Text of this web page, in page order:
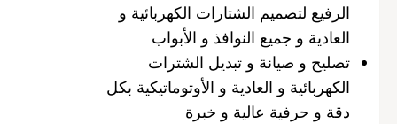
الرفيع لتصميم الشتارات الكهربائية و
العادية و جميع النوافذ و الأبواب
تصليح و صيانة و تبديل الشترات
الكهربائية و العادية و الأوتوماتيكية بكل
دقة و حرفية عالية و خبرة